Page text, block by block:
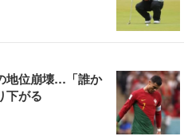
地位崩壊…「誰か
下がる